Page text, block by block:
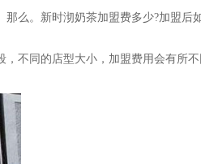
。新时沏奶茶加盟费多少?加盟后
不同的店型大小，加盟费用会有所不